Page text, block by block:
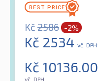
Kč 2586 -2%
Kč 2534 vč.
Kč 10136.00
vč. DPH